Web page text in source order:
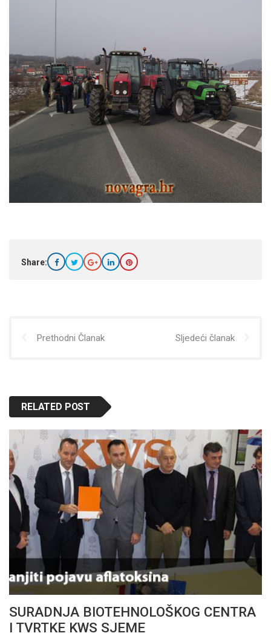
Share:
Prethodni Članak Sljedeći članak
RELATED POST
SURADNJA BIOTEHNOLOŠKOG CENTRA
I TVRTKE KWS SJEME